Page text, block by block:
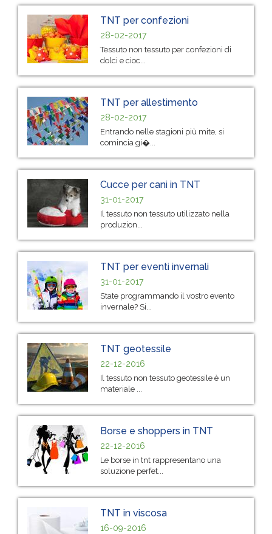
TNT per confezioni
28-02-2017
Tessuto non tessuto per confezioni di
dolci e cioc...
TNT per allestimento
28-02-2017
Entrando nelle stagioni più mite, si
comincia gi�...
Cucce per cani in TNT
31-01-2017
Il tessuto non tessuto utilizzato nella
produzion...
TNT per eventi invernali
31-01-2017
State programmando il vostro evento
invernale? Si...
TNT geotessile
22-12-2016
Il tessuto non tessuto geotessile è un
materiale ...
Borse e shoppers in TNT
22-12-2016
Le borse in tnt rappresentano una
soluzione perfet...
TNT in viscosa
16-09-2016